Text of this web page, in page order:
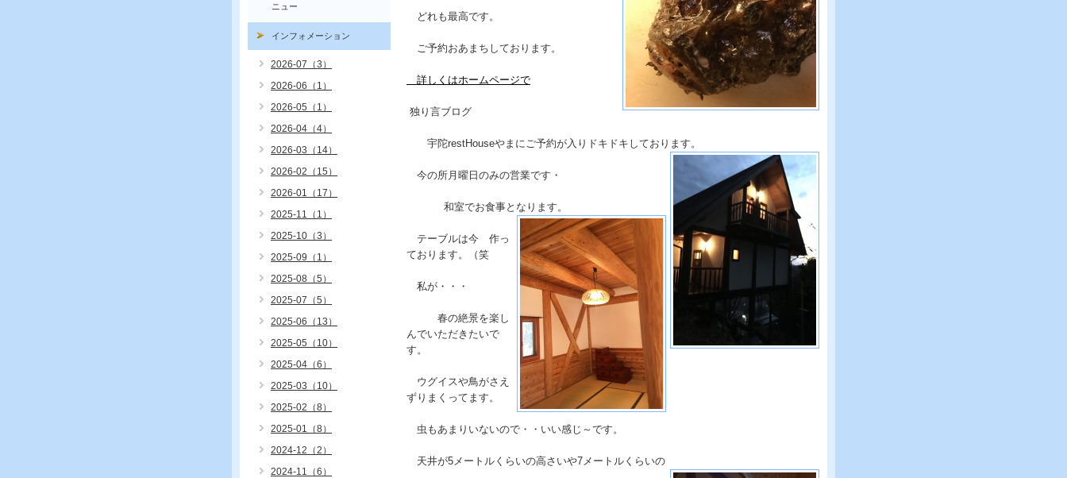
どれも最高です。
ご予約おあまちしております。
詳しくはホームページで
独り言ブログ
宇陀restHouseやまにご予約が入りドキドキしております。
今の所月曜日のみの営業です・
和室でお食事となります。
テーブルは今 作っ
ております。（笑
私が・・・
春の絶景を楽し
んでいただきたいで
す。
ウグイスや鳥がさえ
ずりまくってます。
虫もあまりいないので・・いい感じ～です。
天井が5メートルくらいの高さいや7メートルくらいの
ニュー
インフォメーション
2026-07（3）
2026-06（1）
2026-05（1）
2026-04（4）
2026-03（14）
2026-02（15）
2026-01（17）
2025-11（1）
2025-10（3）
2025-09（1）
2025-08（5）
2025-07（5）
2025-06（13）
2025-05（10）
2025-04（6）
2025-03（10）
2025-02（8）
2025-01（8）
2024-12（2）
2024-11（6）